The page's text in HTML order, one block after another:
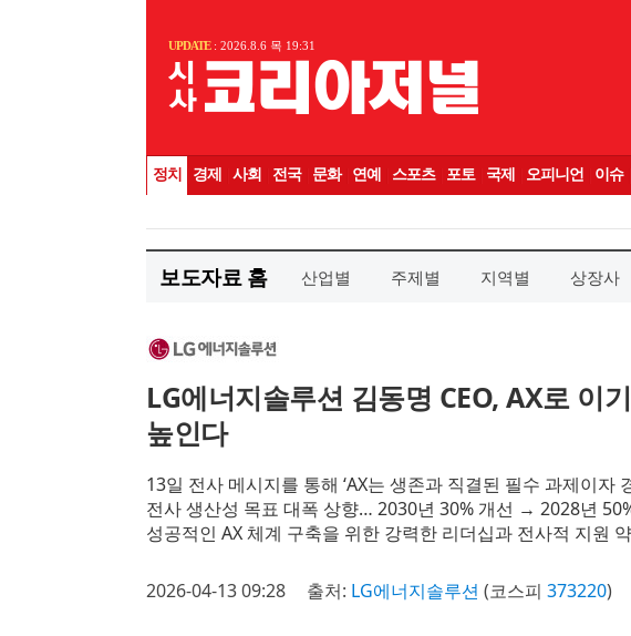
보도자료 홈 산업별 주제별 지역별 상장사
LG에너지솔루션 김동명 CEO, AX로 이
높인다
13일 전사 메시지를 통해 ‘AX는 생존과 직결된 필수 과제이자
전사 생산성 목표 대폭 상향… 2030년 30% 개선 → 2028년
성공적인 AX 체계 구축을 위한 강력한 리더십과 전사적 지원
2026-04-13 09:28 출처: LG에너지솔루션 (코스피 373220)